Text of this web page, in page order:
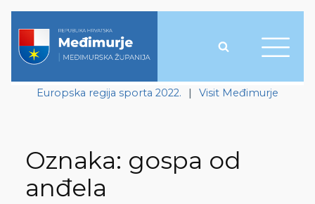
Europska regija sporta 2022. | Visit Međimurje
Oznaka: gospa od
anđela